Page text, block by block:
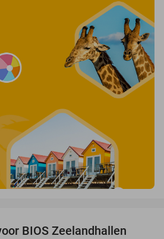
BIOS Zeelandhallen